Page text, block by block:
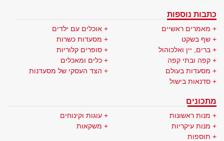
כתבות נוספות
מאמרים ראשיים
שף בשקט
ברים, יין ואלכוהול
קפה ובתי קפה
מסעדות בעולם
סדנאות בישול
אוכלים עם ילדים
מסעדות כשרות
סופרים קלוריות
כלים ומאכלים
הצד העסקי של מסעדנות
מתכונים
מנות ראשונות
מנות עיקריות
תוספות
עוגות וקינוחים
משקאות